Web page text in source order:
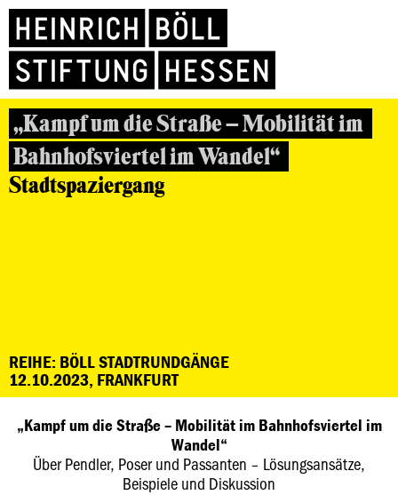
„Kampf um die Straße – Mobilität im
Bahnhofsviertel im Wandel“
Stadtspaziergang
REIHE: BÖLL STADTRUNDGÄNGE
12.10.2023, FRANKFURT
„Kampf um die Straße – Mobilität im Bahnhofsviertel im
Wandel“
Über Pendler, Poser und Passanten – Lösungsansätze,
Beispiele und Diskussion